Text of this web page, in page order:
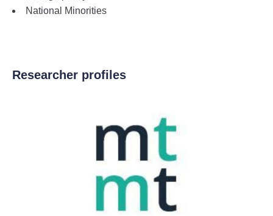
National Minorities
Researcher profiles